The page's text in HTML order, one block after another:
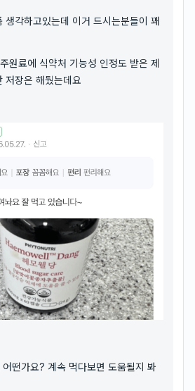
생각하고있는데 이거 드시는분들이 꽤
원료에 식약처 기능성 인정도 받은 제
저장은 해뒀는데요
떤가요? 계속 먹다보면 도움될지 봐